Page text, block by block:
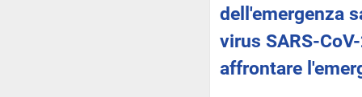
dell'emergenza
virus SARS-
affrontare